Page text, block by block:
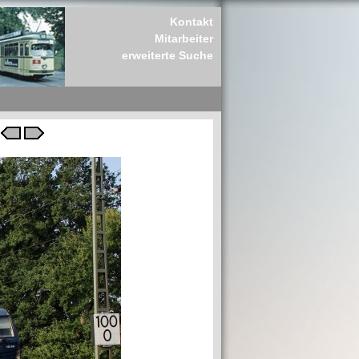
Kontakt
Mitarbeiter
erweiterte Suche